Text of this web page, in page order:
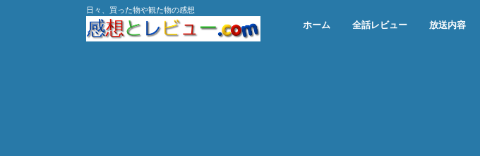
日々、買った物や観た物の感想
ホーム 全話レビュー 放送内容